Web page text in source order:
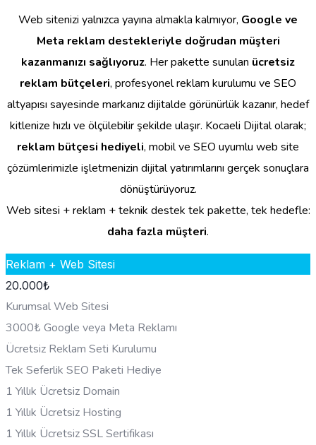
Web sitenizi yalnızca yayına almakla kalmıyor, Google ve
Meta reklam destekleriyle doğrudan müşteri
kazanmanızı sağlıyoruz. Her pakette sunulan ücretsiz
reklam bütçeleri, profesyonel reklam kurulumu ve SEO
altyapısı sayesinde markanız dijitalde görünürlük kazanır, hedef
kitlenize hızlı ve ölçülebilir şekilde ulaşır. Kocaeli Dijital olarak;
reklam bütçesi hediyeli, mobil ve SEO uyumlu web site
çözümlerimizle işletmenizin dijital yatırımlarını gerçek sonuçlara
dönüştürüyoruz.
Web sitesi + reklam + teknik destek tek pakette, tek hedefle:
daha fazla müşteri.
Reklam + Web Sitesi
20.000₺
Kurumsal Web Sitesi
3000₺ Google veya Meta Reklamı
Ücretsiz Reklam Seti Kurulumu
Tek Seferlik SEO Paketi Hediye
1 Yıllık Ücretsiz Domain
1 Yıllık Ücretsiz Hosting
1 Yıllık Ücretsiz SSL Sertifikası